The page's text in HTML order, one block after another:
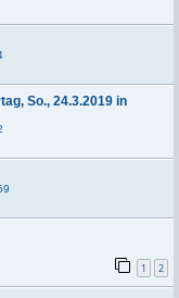
So., 24.3.2019 in
1 2